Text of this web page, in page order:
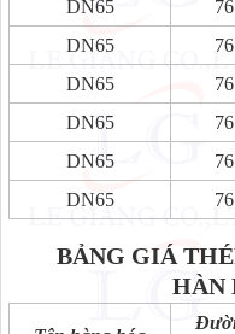
DN65
76
DN65
76
DN65
76
DN65
76
DN65
76
DN65
76
BẢNG GIÁ
HÀN